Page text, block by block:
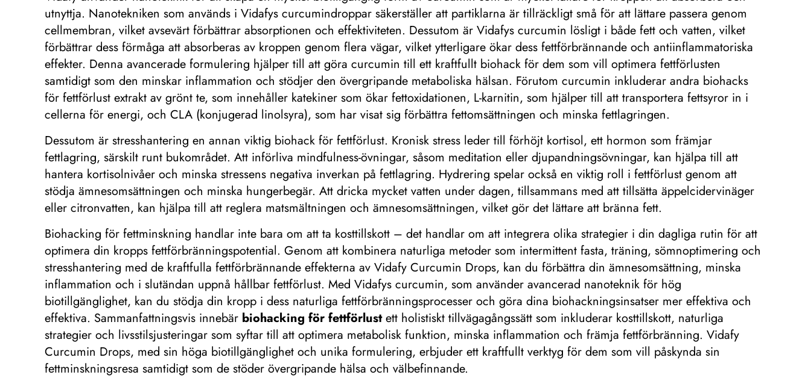
utnyttja. Nanotekniken som används i Vidafys curcumindroppar säkerställer att partiklarna är tillräckligt små för att lättare passera genom
cellmembran, vilket avsevärt förbättrar absorptionen och effektiviteten. Dessutom är Vidafys curcumin lösligt i både fett och vatten, vilket
förbättrar dess förmåga att absorberas av kroppen genom flera vägar, vilket ytterligare ökar dess fettförbrännande och antiinflammatoriska
effekter. Denna avancerade formulering hjälper till att göra curcumin till ett kraftfullt biohack för dem som vill optimera fettförlusten
samtidigt som den minskar inflammation och stödjer den övergripande metaboliska hälsan. Förutom curcumin inkluderar andra biohacks
för fettförlust extrakt av grönt te, som innehåller katekiner som ökar fettoxidationen, L-karnitin, som hjälper till att transportera fettsyror in i
cellerna för energi, och CLA (konjugerad linolsyra), som har visat sig förbättra fettomsättningen och minska fettlagringen.
Dessutom är stresshantering en annan viktig biohack för fettförlust. Kronisk stress leder till förhöjt kortisol, ett hormon som främjar
fettlagring, särskilt runt bukområdet. Att införliva mindfulness-övningar, såsom meditation eller djupandningsövningar, kan hjälpa till att
hantera kortisolnivåer och minska stressens negativa inverkan på fettlagring. Hydrering spelar också en viktig roll i fettförlust genom att
stödja ämnesomsättningen och minska hungerbegär. Att dricka mycket vatten under dagen, tillsammans med att tillsätta äppelcidervinäger
eller citronvatten, kan hjälpa till att reglera matsmältningen och ämnesomsättningen, vilket gör det lättare att bränna fett.
Biohacking för fettminskning handlar inte bara om att ta kosttillskott – det handlar om att integrera olika strategier i din dagliga rutin för att
optimera din kropps fettförbränningspotential. Genom att kombinera naturliga metoder som intermittent fasta, träning, sömnoptimering och
stresshantering med de kraftfulla fettförbrännande effekterna av Vidafy Curcumin Drops, kan du förbättra din ämnesomsättning, minska
inflammation och i slutändan uppnå hållbar fettförlust. Med Vidafys curcumin, som använder avancerad nanoteknik för hög
biotillgänglighet, kan du stödja din kropp i dess naturliga fettförbränningsprocesser och göra dina biohackningsinsatser mer effektiva och
effektiva. Sammanfattningsvis innebär biohacking för fettförlustett holistiskt tillvägagångssätt som inkluderar kosttillskott, naturliga
strategier och livsstilsjusteringar som syftar till att optimera metabolisk funktion, minska inflammation och främja fettförbränning. Vidafy
Curcumin Drops, med sin höga biotillgänglighet och unika formulering, erbjuder ett kraftfullt verktyg för dem som vill påskynda sin
fettminskningsresa samtidigt som de stöder övergripande hälsa och välbefinnande.